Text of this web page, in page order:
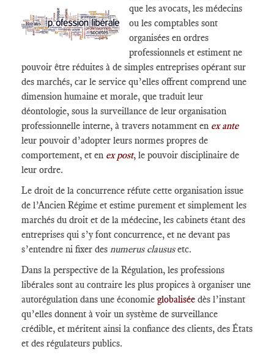
que les avocats, les médecins
ou les comptables sont
organisées en ordres
professionnels et estiment ne
pouvoir être réduites à de simples entreprises opérant sur
des marchés, car le service qu’elles offrent comprend une
dimension humaine et morale, que traduit leur
déontologie, sous la surveillance de leur organisation
professionnelle interne, à travers notamment en ex ante
leur pouvoir d’adopter leurs normes propres de
comportement, et en ex post, le pouvoir disciplinaire de
leur ordre.
Le droit de la concurrence réfute cette organisation issue
de l’Ancien Régime et estime purement et simplement les
marchés du droit et de la médecine, les cabinets étant des
entreprises qui s’y font concurrence, et ne devant pas
s’entendre ni fixer des numerus claususetc.
Dans la perspective de la Régulation, les professions
libérales sont au contraire les plus propices à organiser une
autorégulation dans une économie globalisée dès l’instant
qu’elles donnent à voir un système de surveillance
crédible, et méritent ainsi la confiance des clients, des États
et des régulateurs publics.